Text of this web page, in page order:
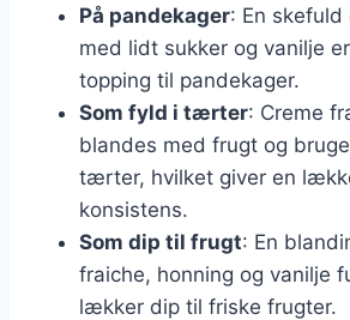
På pandekager: En skefuld
med lidt sukker og vanilje
topping til pandekager.
Som fyld i tærter: Creme
blandes med frugt og
tærter, hvilket giver en
konsistens.
Som dip til frugt: En
fraiche, honning og vanilje
lækker dip til friske frugter.